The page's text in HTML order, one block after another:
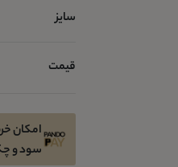
سایز
قیمت
سود و